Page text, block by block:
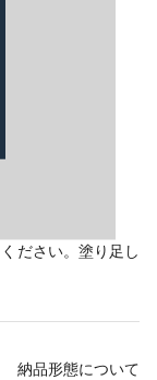
ださい。塗り足し
納品形態について